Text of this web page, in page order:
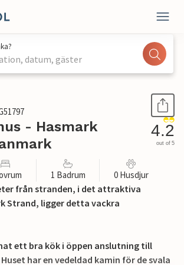
datum, gäster
- Hasmark
4.2
out of 5
1 Badrum 0 Husdjur
från stranden, i det attraktiva
Strand, ligger detta vackra
ett bra kök i öppen anslutning till
har en vedeldad kamin för de svala